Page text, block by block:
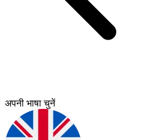
अपनी भाषा चुनें